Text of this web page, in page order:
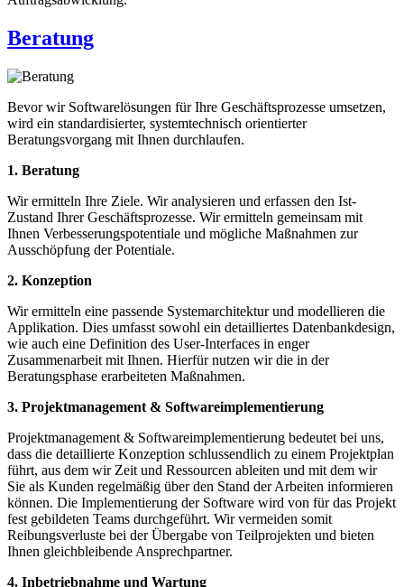
Beratung
Bevor wir Softwarelösungen für Ihre Geschäftsprozesse umsetzen,
wird ein standardisierter, systemtechnisch orientierter
Beratungsvorgang mit Ihnen durchlaufen.
1. Beratung
Wir ermitteln Ihre Ziele. Wir analysieren und erfassen den Ist-
Zustand Ihrer Geschäftsprozesse. Wir ermitteln gemeinsam mit
Ihnen Verbesserungspotentiale und mögliche Maßnahmen zur
Ausschöpfung der Potentiale.
2. Konzeption
Wir ermitteln eine passende Systemarchitektur und modellieren die
Applikation. Dies umfasst sowohl ein detailliertes Datenbankdesign,
wie auch eine Definition des User-Interfaces in enger
Zusammenarbeit mit Ihnen. Hierfür nutzen wir die in der
Beratungsphase erarbeiteten Maßnahmen.
3. Projektmanagement & Softwareimplementierung
Projektmanagement & Softwareimplementierung bedeutet bei uns,
dass die detaillierte Konzeption schlussendlich zu einem Projektplan
führt, aus dem wir Zeit und Ressourcen ableiten und mit dem wir
Sie als Kunden regelmäßig über den Stand der Arbeiten informieren
können. Die Implementierung der Software wird von für das Projekt
fest gebildeten Teams durchgeführt. Wir vermeiden somit
Reibungsverluste bei der Übergabe von Teilprojekten und bieten
Ihnen gleichbleibende Ansprechpartner.
4. Inbetriebnahme und Wartung